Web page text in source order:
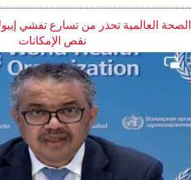
الصحة العالمية تحذر من تسارع تفشي
نقص الإمكانات